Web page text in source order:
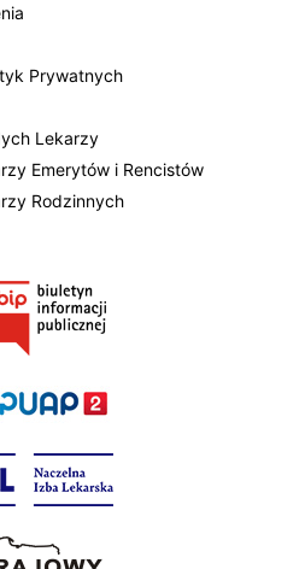
Prywatnych
Lekarzy
Emerytów i Rencistów
Rodzinnych